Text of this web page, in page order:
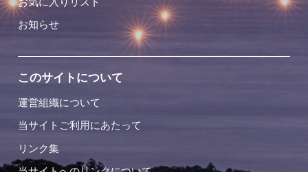
お知らせ
このサイトについて
運営組織について
当サイトご利用にあたって
リンク集